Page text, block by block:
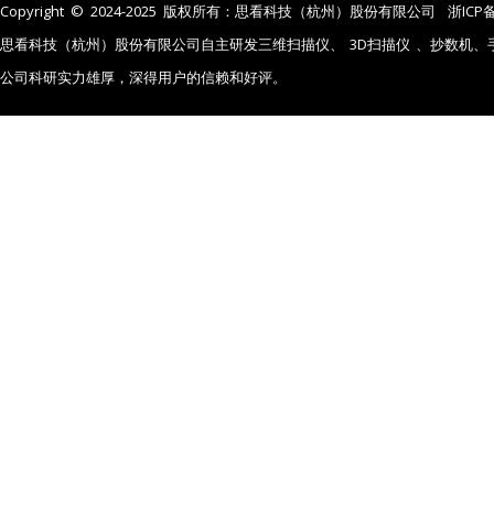
Copyright © 2024-2025 版权所有：思看科技（杭州）股份有限公司
浙ICP
思看科技（杭州）股份有限公司自主研发三维扫描仪、
3D扫描仪 、抄数机、
公司科研实力雄厚，深得用户的信赖和好评。